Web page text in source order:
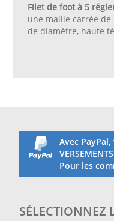
Filet de foot à 5
une maille carrée de
de diamètre, haute
maille carrée de 12
Avec
Pour les
SÉLECTIONNEZ